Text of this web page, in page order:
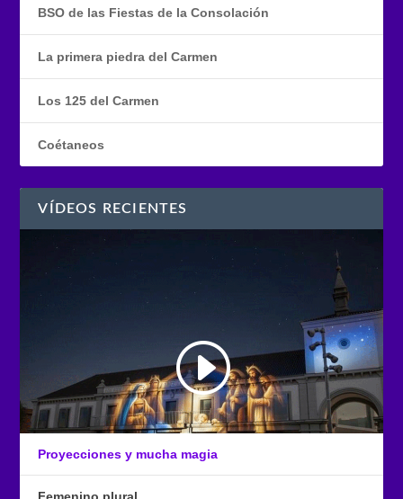
BSO de las Fiestas de la Consolación
La primera piedra del Carmen
Los 125 del Carmen
Coétaneos
VÍDEOS RECIENTES
Proyecciones y mucha magia